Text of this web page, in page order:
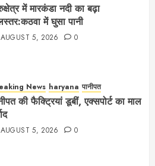
में मारकंडा नदी का बढ़ा
में घुसा पानी
AUGUST 5, 2026 0
News haryana पानीपत
की फैक्ट्रियां डूबीं, एक्सपोर्ट का माल
AUGUST 5, 2026 0